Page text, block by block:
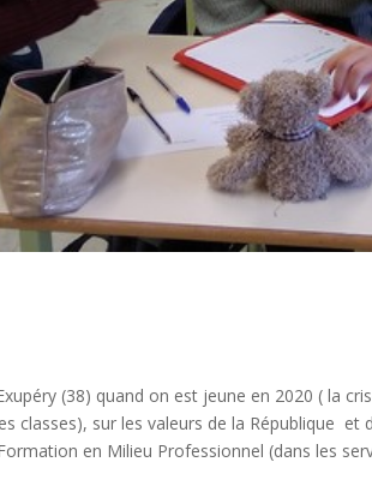
(38) quand on est jeune en 2020 ( la
classes), sur les valeurs de la République et
en Milieu Professionnel (dans les